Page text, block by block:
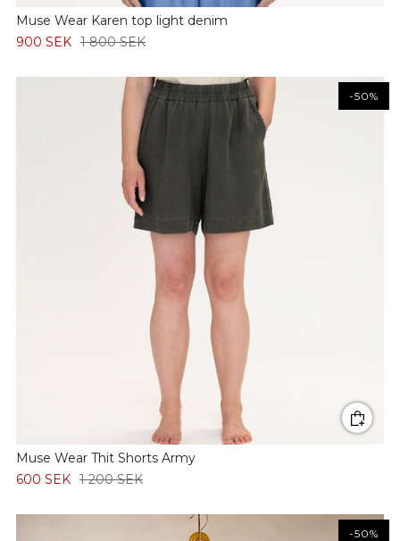
Muse Wear Karen top light denim
900 SEK 1 800 SEK
-50%
Muse Wear Thit Shorts Army
600 SEK 1 200 SEK
-50%